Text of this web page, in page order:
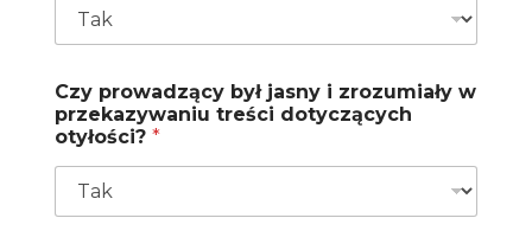
Czy prowadzący był jasny i zrozumiały w
przekazywaniu treści dotyczących
otyłości? *